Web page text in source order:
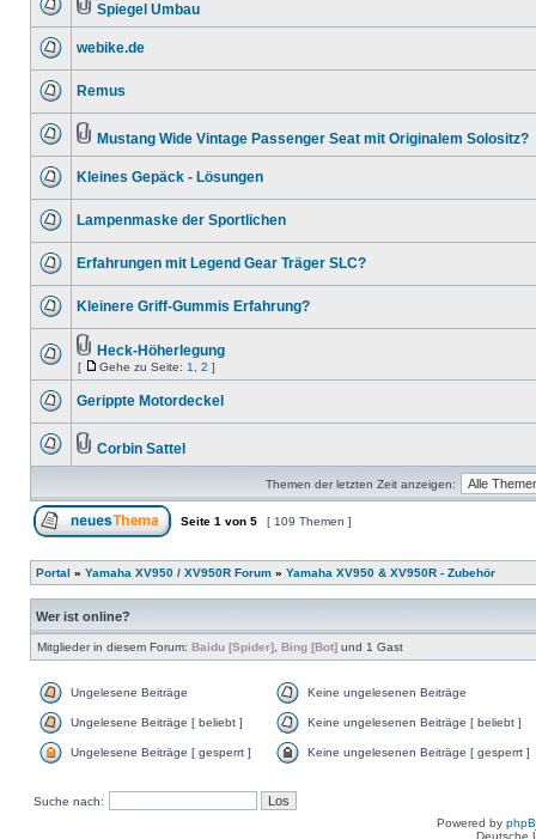
Spiegel Umbau
webike.de
Remus
Mustang Wide Vintage Passenger Seat mit Originalem Solositz?
Kleines Gepäck - Lösungen
Lampenmaske der Sportlichen
Erfahrungen mit Legend Gear Träger SLC?
Kleinere Griff-Gummis Erfahrung?
Heck-Höherlegung
[ Gehe zu Seite: 1 2 ]
Gerippte Motordeckel
Corbin Sattel
Themen der letzten Zeit anzeigen:
Seite 1 von 5 [ 109 Themen ]
Portal » Yamaha XV950 / XV950R Forum » Yamaha XV950 & XV950R - Zubehör
Wer ist online?
Mitglieder in diesem Forum: Baidu [Spider] Bing [Bot] und 1 Gast
Ungelesene Beiträge Keine ungelesenen Beiträge
Ungelesene Beiträge [ beliebt ] Keine ungelesenen Beiträge [ beliebt ]
Ungelesene Beiträge [ gesperrt ] Keine ungelesenen Beiträge [ gesperrt ]
Suche nach:
Powered by
Deutsche